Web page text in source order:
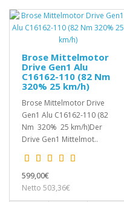
Brose Mittelmotor
Drive Gen1 Alu
C16162-110 (82 Nm
320% 25 km/h)
Brose Mittelmotor Drive
Gen1 Alu C16162-110 (82
Nm 320% 25 km/h)Der
Drive Gen1 Mittelmot..
599,00€
Netto 503,36€